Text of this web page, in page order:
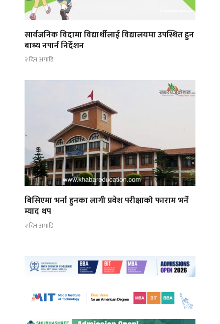
सार्वजनिक विदामा विद्यार्थीलाई विद्यालयमा उपस्थित हुन
बाध्य नपार्न निर्देशन
२ दिन अगाडि
बिसिएमा भर्ना हुनका लागी प्रवेश परीक्षाको फाराम भर्ने
म्याद थप
२ दिन अगाडि